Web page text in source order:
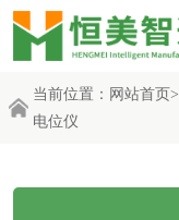
当前位置： 网站首页 >
电位仪